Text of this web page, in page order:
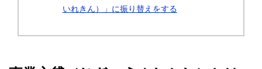
いれきん）」に振り替えをする